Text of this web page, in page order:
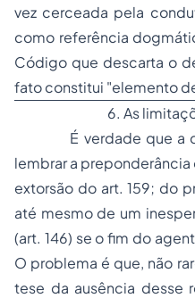
vez cerceada pela
como referência
Código que descarta o
fato constitui "elemento
6. As
É verdade que a
lembrar a
extorsão do art. 159; do
até mesmo de um
(art. 146) se o fim do
O problema é que, não
tese da ausência desse